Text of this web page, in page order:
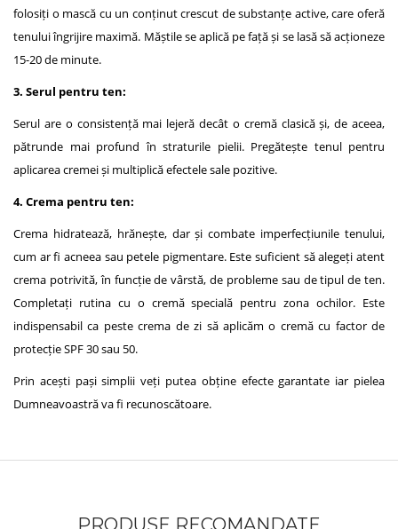
folosiți o mască cu un conținut crescut de substanțe active, care oferă
tenului îngrijire maximă. Măștile se aplică pe față și se lasă să acționeze
15-20 de minute.
3. Serul pentru ten:
Serul are o consistență mai lejeră decât o cremă clasică și, de aceea,
pătrunde mai profund în straturile pielii. Pregătește tenul pentru
aplicarea cremei și multiplică efectele sale pozitive.
4. Crema pentru ten:
Crema hidratează, hrănește, dar și combate imperfecțiunile tenului,
cum ar fi acneea sau petele pigmentare. Este suficient să alegeți atent
crema potrivită, în funcție de vârstă, de probleme sau de tipul de ten.
Completați rutina cu o cremă specială pentru zona ochilor. Este
indispensabil ca peste crema de zi să aplicăm o cremă cu factor de
protecție SPF 30 sau 50.
Prin acești pași simplii veți putea obține efecte garantate iar pielea
Dumneavoastră va fi recunoscătoare.
PRODUSE RECOMANDATE